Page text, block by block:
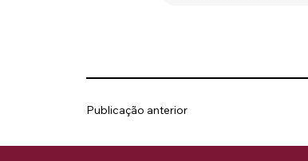
Publicação anterior